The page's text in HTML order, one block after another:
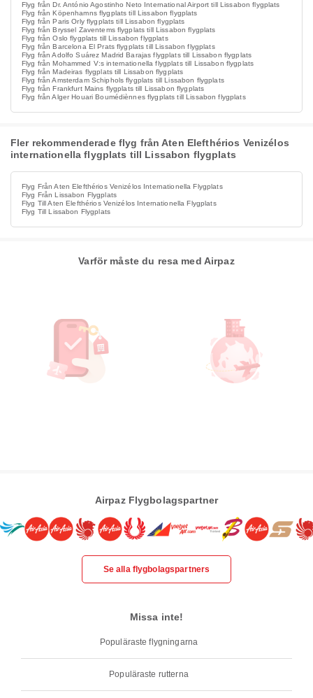
Flyg från Dr. António Agostinho Neto International Airport till Lissabon flygplats
Flyg från Köpenhamns flygplats till Lissabon flygplats
Flyg från Paris Orly flygplats till Lissabon flygplats
Flyg från Bryssel Zaventems flygplats till Lissabon flygplats
Flyg från Oslo flygplats till Lissabon flygplats
Flyg från Barcelona El Prats flygplats till Lissabon flygplats
Flyg från Adolfo Suárez Madrid Barajas flygplats till Lissabon flygplats
Flyg från Mohammed V:s internationella flygplats till Lissabon flygplats
Flyg från Madeiras flygplats till Lissabon flygplats
Flyg från Amsterdam Schiphols flygplats till Lissabon flygplats
Flyg från Frankfurt Mains flygplats till Lissabon flygplats
Flyg från Alger Houari Boumédiènnes flygplats till Lissabon flygplats
Fler rekommenderade flyg från Aten Elefthérios Venizélos
internationella flygplats till Lissabon flygplats
Flyg Från Aten Elefthérios Venizélos Internationella Flygplats
Flyg Från Lissabon Flygplats
Flyg Till Aten Elefthérios Venizélos Internationella Flygplats
Flyg Till Lissabon Flygplats
Varför måste du resa med Airpaz
Airpaz Flygbolagspartner
Se alla flygbolagspartners
Missa inte!
Populäraste flygningarna
Populäraste rutterna